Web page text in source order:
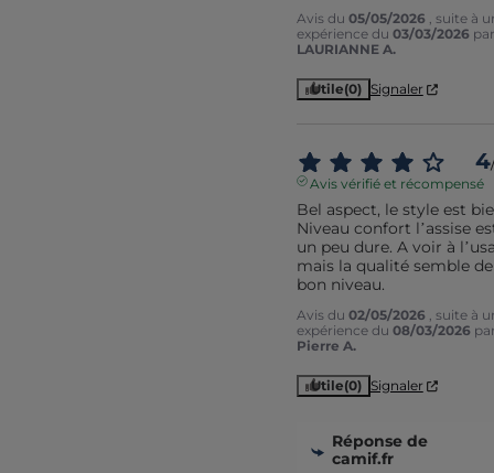
Avis du 05/05/2026 , suite à
expérience du 03/03/2026 par
LAURIANNE A.
Utile(0) Signaler
4
Avis vérifié et récompensé
Bel aspect, le style est
Niveau confort l’assise
un peu dure. A voir à
mais la qualité semble de
bon niveau.
Avis du 02/05/2026 , suite à
expérience du 08/03/2026
Pierre A.
Utile(0) Signaler
Réponse de
camif.fr